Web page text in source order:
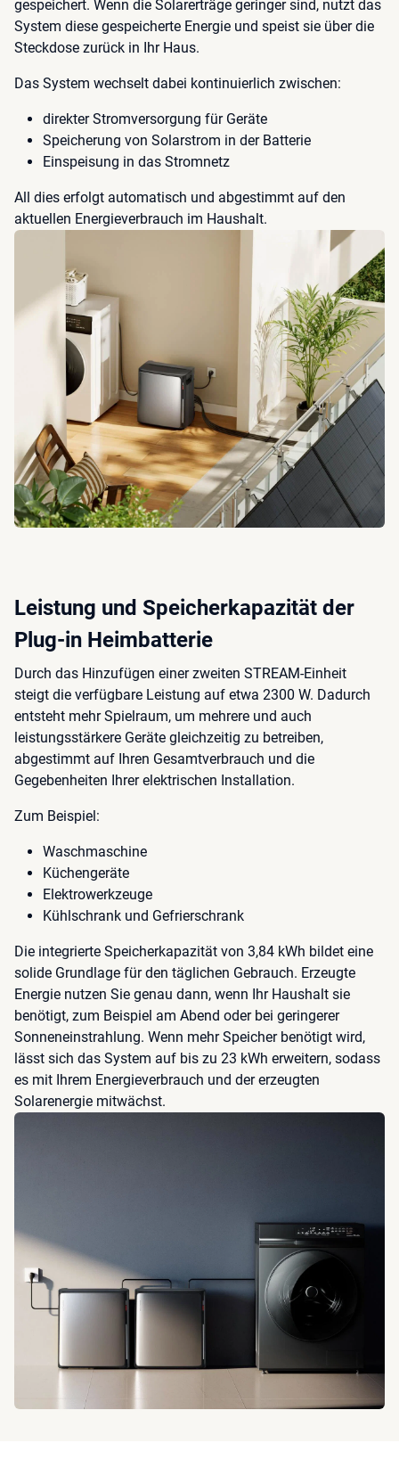
gespeichert. Wenn die Solarerträge geringer sind, nutzt das
System diese gespeicherte Energie und speist sie über die
Steckdose zurück in Ihr Haus.
Das System wechselt dabei kontinuierlich zwischen:
direkter Stromversorgung für Geräte
Speicherung von Solarstrom in der Batterie
Einspeisung in das Stromnetz
All dies erfolgt automatisch und abgestimmt auf den
aktuellen Energieverbrauch im Haushalt.
Leistung und Speicherkapazität der
Plug-in Heimbatterie
Durch das Hinzufügen einer zweiten STREAM-Einheit
steigt die verfügbare Leistung auf etwa 2300 W. Dadurch
entsteht mehr Spielraum, um mehrere und auch
leistungsstärkere Geräte gleichzeitig zu betreiben,
abgestimmt auf Ihren Gesamtverbrauch und die
Gegebenheiten Ihrer elektrischen Installation.
Zum Beispiel:
Waschmaschine
Küchengeräte
Elektrowerkzeuge
Kühlschrank und Gefrierschrank
Die integrierte Speicherkapazität von 3,84 kWh bildet eine
solide Grundlage für den täglichen Gebrauch. Erzeugte
Energie nutzen Sie genau dann, wenn Ihr Haushalt sie
benötigt, zum Beispiel am Abend oder bei geringerer
Sonneneinstrahlung. Wenn mehr Speicher benötigt wird,
lässt sich das System auf bis zu 23 kWh erweitern, sodass
es mit Ihrem Energieverbrauch und der erzeugten
Solarenergie mitwächst.